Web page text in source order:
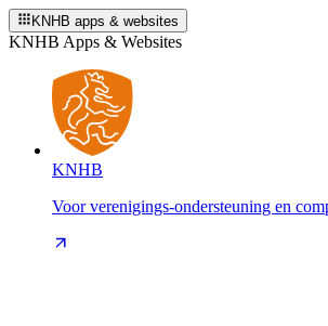
KNHB apps & websites
KNHB Apps & Websites
KNHB
Voor verenigings-ondersteuning en